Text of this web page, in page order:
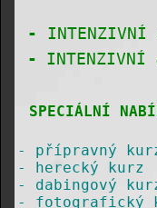
- INTENZIVNÍ
- INTENZIVNÍ
SPECIÁLNÍ
- přípravný
- herecký kurz
- dabingový
- fotografický